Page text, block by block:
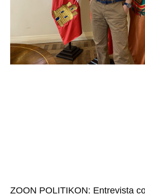
ZOON POLITIKON: Entrevista